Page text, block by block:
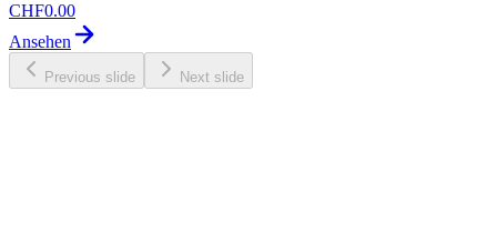
CHF0.00
Ansehen
Previous slide Next slide